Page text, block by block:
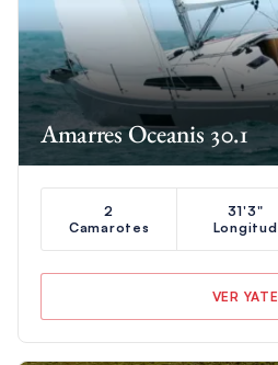
Amarres Oceanis 30.1
2
Camarotes
31'3"
Longitud
VER YATE